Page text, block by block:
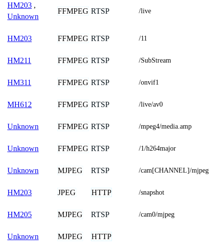
HM203 ,
Unknown
FFMPEG RTSP /live
HM203 FFMPEG RTSP /11
HM211 FFMPEG RTSP /SubStream
HM311 FFMPEG RTSP /onvif1
MH612 FFMPEG RTSP /live/av0
Unknown FFMPEG RTSP /mpeg4/media.amp
Unknown FFMPEG RTSP /1/h264major
Unknown MJPEG RTSP /cam[CHANNEL]/mjpeg
HM203 JPEG HTTP /snapshot
HM205 MJPEG RTSP /cam0/mjpeg
Unknown MJPEG HTTP